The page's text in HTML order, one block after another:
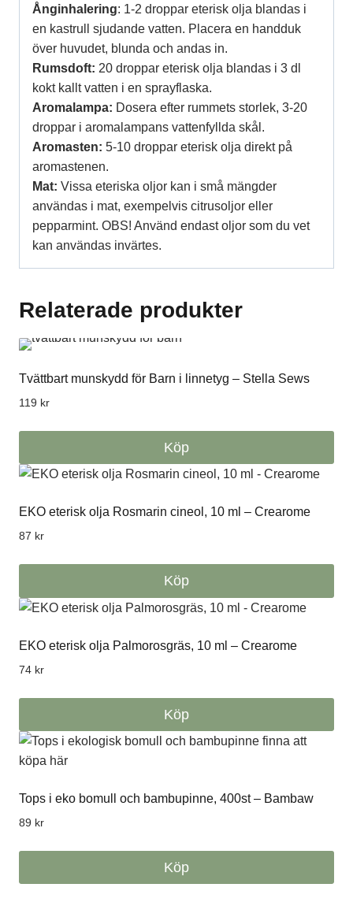
Ånginhalering: 1-2 droppar eterisk olja blandas i
en kastrull sjudande vatten. Placera en handduk
över huvudet, blunda och andas in.
Rumsdoft: 20 droppar eterisk olja blandas i 3 dl
kokt kallt vatten i en sprayflaska.
Aromalampa: Dosera efter rummets storlek, 3-20
droppar i aromalampans vattenfyllda skål.
Aromasten: 5-10 droppar eterisk olja direkt på
aromastenen.
Mat: Vissa eteriska oljor kan i små mängder
användas i mat, exempelvis citrusoljor eller
pepparmint. OBS! Använd endast oljor som du vet
kan användas invärtes.
Relaterade produkter
Tvättbart munskydd för Barn i linnetyg – Stella Sews
119 kr
Köp
Den
produkten
har
olika
kan
väljas
EKO eterisk olja Rosmarin cineol, 10 ml – Crearome
87 kr
Köp
EKO eterisk olja Palmorosgräs, 10 ml – Crearome
74 kr
Köp
Tops i eko bomull och bambupinne, 400st – Bambaw
89 kr
Köp